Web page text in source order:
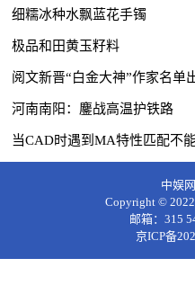
细糯冰种水飘蓝花手镯
极品和田黄玉籽料
阅文新晋“白金大神”作家名单
河南南阳：鏖战高温护铁路
当CAD时遇到MA特性匹配不
中娱
Copyright ©
邮箱：315
京ICP备